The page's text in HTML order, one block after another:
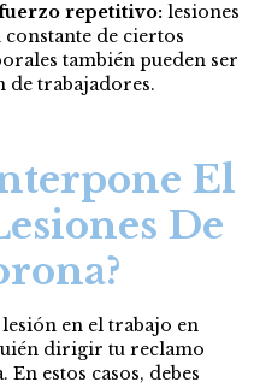
repetitivo: lesiones
de ciertos
también pueden ser
de trabajadores.
El
De
en el trabajo en
dirigir tu reclamo
estos casos, debes